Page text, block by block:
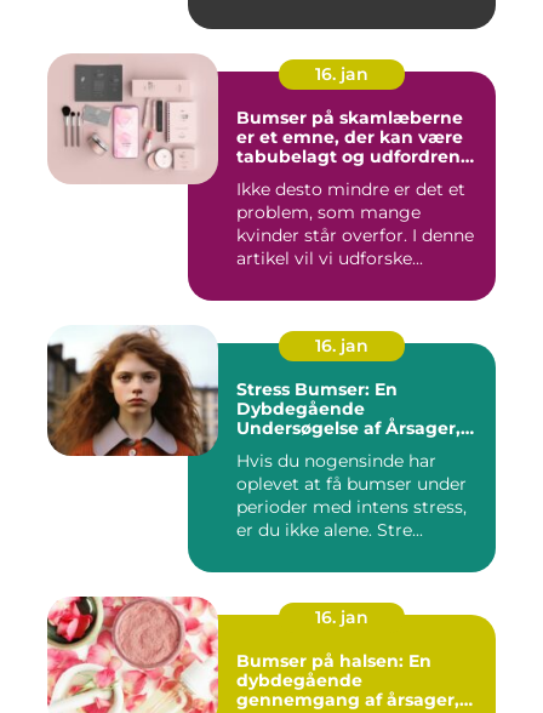
16. jan
Bumser på skamlæberne
er et emne, der kan være
tabubelagt og udfordrende
Ikke desto mindre er det et
problem, som mange
kvinder står overfor. I denne
artikel vil vi udforske...
16. jan
Stress Bumser: En
Dybdegående
Undersøgelse af Årsager,
Hvis du nogensinde har
oplevet at få bumser under
perioder med intens stress,
er du ikke alene. Stre...
16. jan
Bumser på halsen: En
dybdegående
gennemgang af årsager,